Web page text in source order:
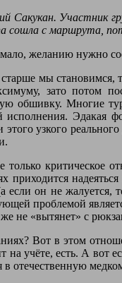
Сакукан. Участник
сошла с маршрута,
желанию нужно
мы
зато потом
обшивку. Многие
Эдакая
узкого
только критическое
приходится
если он не
проблемой
не «вытянет» с
Вот в этом
на учёте, есть. А вот
в отечественную